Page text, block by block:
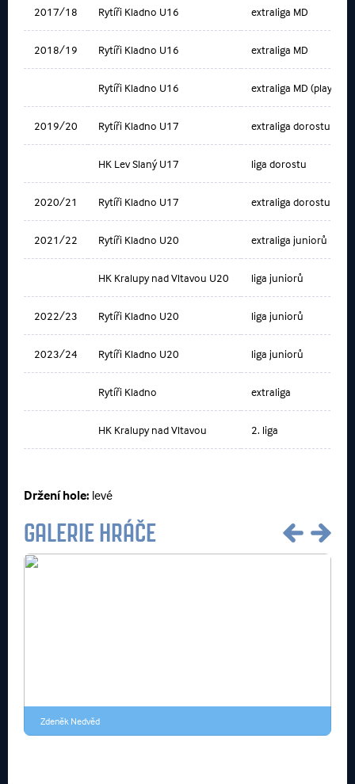
2017/18 Rytíři Kladno U16 extraliga MD
2018/19 Rytíři Kladno U16 extraliga MD
Rytíři Kladno U16 extraliga MD (play-off)
2019/20 Rytíři Kladno U17 extraliga dorostu
HK Lev Slaný U17 liga dorostu
2020/21 Rytíři Kladno U17 extraliga dorostu
2021/22 Rytíři Kladno U20 extraliga juniorů
HK Kralupy nad Vltavou U20 liga juniorů
2022/23 Rytíři Kladno U20 liga juniorů
2023/24 Rytíři Kladno U20 liga juniorů
Rytíři Kladno extraliga
HK Kralupy nad Vltavou 2. liga
Držení hole: levé
GALERIE HRÁČE
Zdeněk Nedvěd